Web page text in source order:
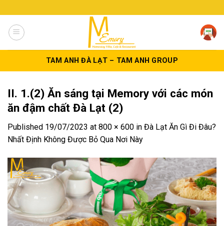
to
content
TAM ANH ĐÀ LẠT – TAM ANH GROUP
II. 1.(2) Ăn sáng tại Memory với các món
ăn đậm chất Đà Lạt (2)
Published 19/07/2023 at 800 × 600 in Đà Lạt Ăn Gì Đi Đâu?
Nhất Định Không Được Bỏ Qua Nơi Này